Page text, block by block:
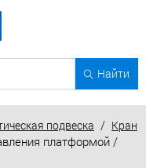
Найти
подвеска / Кран
платформой /